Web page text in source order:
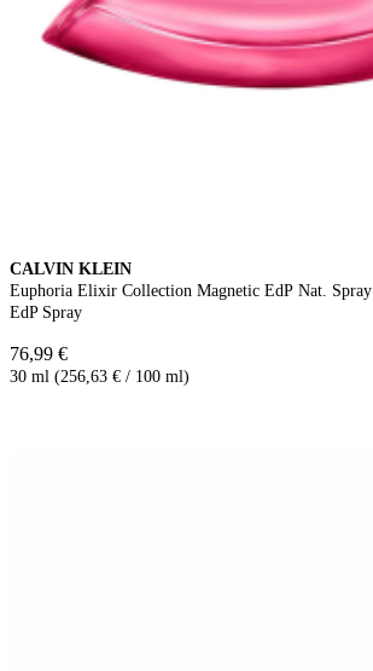
CALVIN KLEIN
Euphoria Elixir Collection Magnetic EdP Nat. Spray
EdP Spray
76,99 €
30 ml (256,63 € / 100 ml)